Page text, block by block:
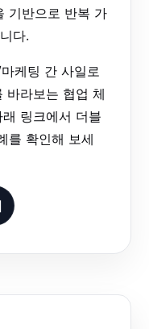
기반으로 반복 가
다.
케팅 간 사일로
바라보는 협업 체
링크에서 더블
를 확인해 보세